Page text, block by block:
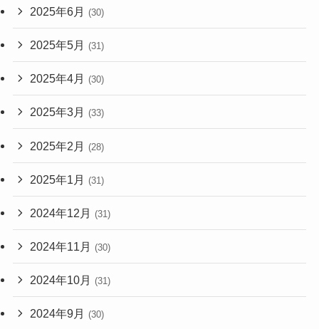
2025年6月 (30)
2025年5月 (31)
2025年4月 (30)
2025年3月 (33)
2025年2月 (28)
2025年1月 (31)
2024年12月 (31)
2024年11月 (30)
2024年10月 (31)
2024年9月 (30)